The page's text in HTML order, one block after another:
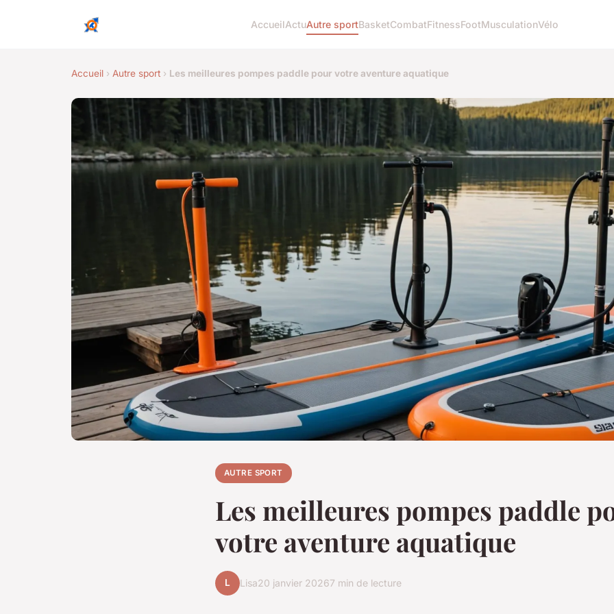
AccueilActuAutre sportBasketCombatFitnessFootMusculationVélo
Accueil › Autre sport › Les meilleures pompes paddle pour votre aventure aquatique
AUTRE SPORT
Les meilleures pompes paddle
votre aventure aquatique
L Lisa20 janvier 20267 min de lecture